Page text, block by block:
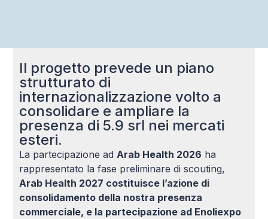
blank
Il progetto prevede un piano
strutturato di
internazionalizzazione volto a
consolidare e ampliare la
presenza di 5.9 srl nei mercati
esteri.
La partecipazione ad Arab Health 2026 ha
rappresentato la fase preliminare di scouting,
Arab Health 2027 costituisce l’azione di
consolidamento della nostra presenza
commerciale, e la partecipazione ad Enoliexpo